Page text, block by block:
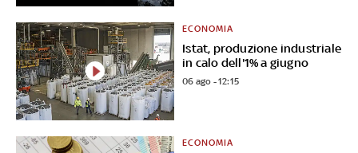
Istat, produzione industriale
in calo dell'1% a giugno
ECONOMIA
06 ago - 12:15
ECONOMIA